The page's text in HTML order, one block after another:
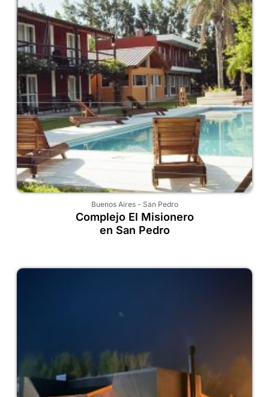
Buenos Aires- San Pedro
Complejo El Misionero
en San Pedro